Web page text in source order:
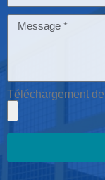
Téléchargement